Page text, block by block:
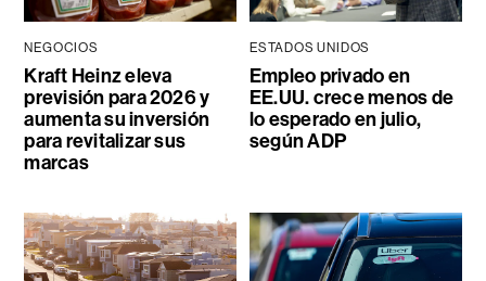
NEGOCIOS
Kraft Heinz eleva
previsión para 2026 y
aumenta su inversión
para revitalizar sus
marcas
ESTADOS UNIDOS
Empleo privado en
EE.UU. crece menos de
lo esperado en julio,
según ADP